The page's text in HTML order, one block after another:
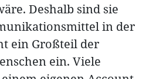
Deshalb sind sie
in der
ein Großteil der
ein. Viele